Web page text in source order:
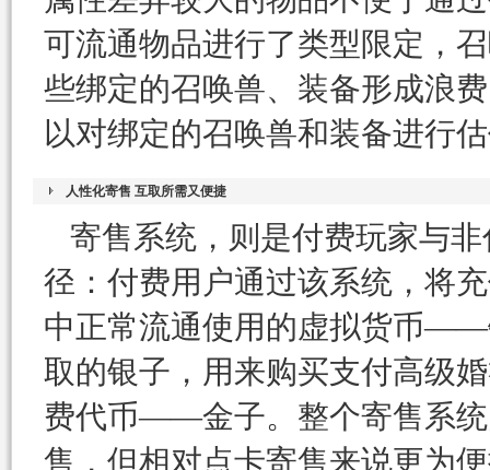
可流通物品进行了类型限定，
些绑定的召唤兽、装备形成浪
以对绑定的召唤兽和装备进行
人性化寄售 互取所需又便捷
寄售系统，则是付费玩家与
径：付费用户通过该系统，将
中正常流通使用的虚拟货币——
取的银子，用来购买支付高级
费代币——金子。整个寄售系统
售，但相对点卡寄售来说更为